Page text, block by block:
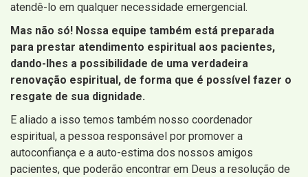
atendê-lo em qualquer necessidade emergencial.
Mas não só! Nossa equipe também está preparada
para prestar atendimento espiritual aos pacientes,
dando-lhes a possibilidade de uma verdadeira
renovação espiritual, de forma que é possível fazer o
resgate de sua dignidade.
E aliado a isso temos também nosso coordenador
espiritual, a pessoa responsável por promover a
autoconfiança e a auto-estima dos nossos amigos
pacientes, que poderão encontrar em Deus a resolução de